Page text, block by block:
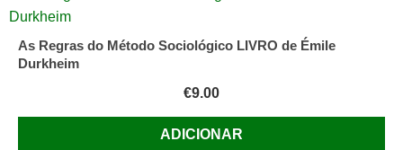
As Regras do Método Sociológico LIVRO de Émile
Durkheim
€9.00
ADICIONAR